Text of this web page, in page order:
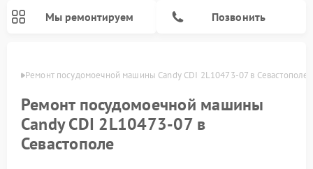
Мы ремонтируем Позвонить
Ремонт посудомоечной машины Candy CDI 2L10473-07 в Севастополе
Ремонт посудомоечной машины
Candy CDI 2L10473-07 в
Севастополе